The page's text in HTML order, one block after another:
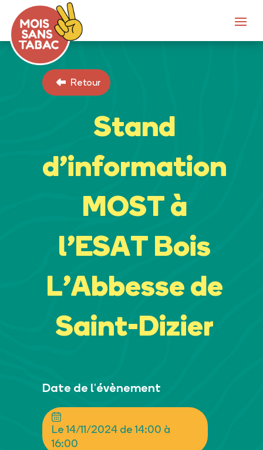
Retour
Stand
d’information
MOST à
l’ESAT Bois
L’Abbesse de
Saint-Dizier
Date de l'évènement
Le 14/11/2024 de 14:00 à
16:00